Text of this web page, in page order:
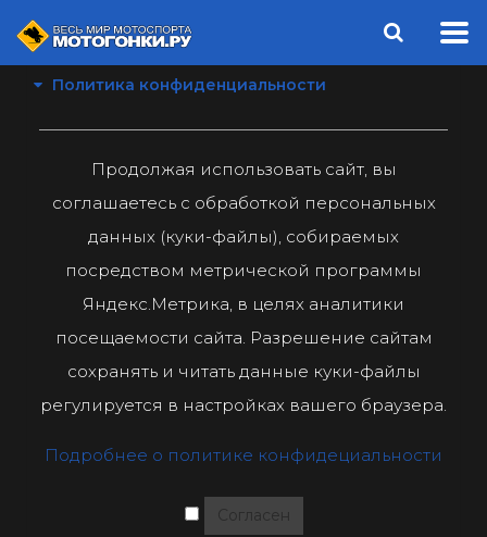
Политика конфиденциальности
Продолжая использовать сайт, вы
соглашаетесь с обработкой персональных
данных (куки-файлы), собираемых
посредством метрической программы
Яндекс.Метрика, в целях аналитики
посещаемости сайта. Разрешение сайтам
сохранять и читать данные куки-файлы
регулируется в настройках вашего браузера.
Подробнее о политике конфидециальности
Согласен